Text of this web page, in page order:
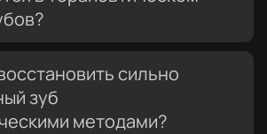
сильно
зуб
методами?